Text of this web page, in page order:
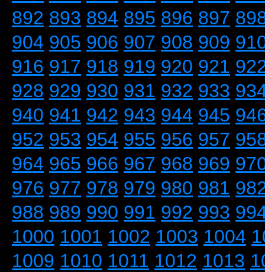
892 893 894 895 896 897
904 905 906 907 908 909
916 917 918 919 920 921
928 929 930 931 932 933
940 941 942 943 944 945
952 953 954 955 956 957
964 965 966 967 968 969
976 977 978 979 980 981
988 989 990 991 992 993
1000 1001 1002 1003 1004
1009 1010 1011 1012 1013